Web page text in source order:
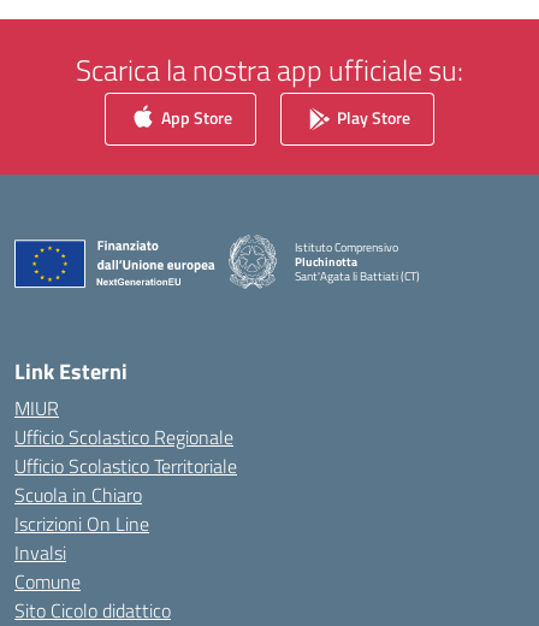
Scarica la nostra app ufficiale su:
App Store Play Store
Istituto Comprensivo
Pluchinotta
Sant'Agata li Battiati (CT)
— Visita la pagina iniziale della scuola
Link Esterni
MIUR
Ufficio Scolastico Regionale
Ufficio Scolastico Territoriale
Scuola in Chiaro
Iscrizioni On Line
Invalsi
Comune
Sito Cicolo didattico